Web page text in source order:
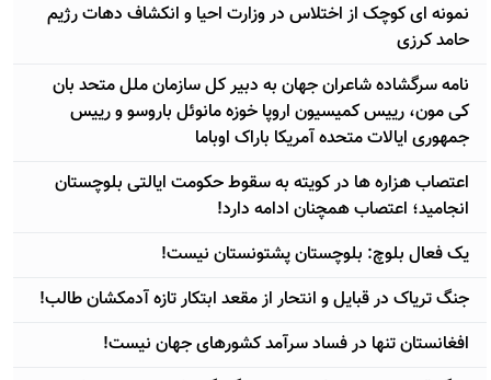
نمونه ای کوچک از اختلاس در وزارت احیا و انکشاف دهات رژيم
حامد کرزی
نامه سرگشاده شاعران جهان به دبیر کل سازمان ملل متحد بان
کی مون، رییس کمیسیون اروپا خوزه مانوئل باروسو و رییس
جمهوری ایالات متحده آمریکا باراک اوباما
اعتصاب هزاره ها در کویته به سقوط حکومت ایالتی بلوچستان
انجامید؛ اعتصاب همچنان ادامه دارد!
یک فعال بلوچ: بلوچستان پشتونستان نیست!
جنگ تریاک در قبایل و انتحار از مقعد ابتکار تازه آدمکشان طالب!
افغانستان تنها در فساد سرآمد کشورهای جهان نیست!